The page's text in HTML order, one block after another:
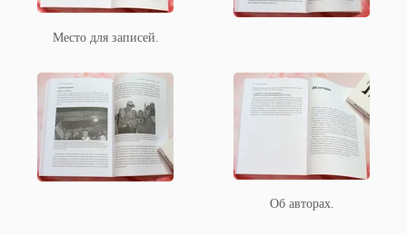
Место для записей.
Об авторах.